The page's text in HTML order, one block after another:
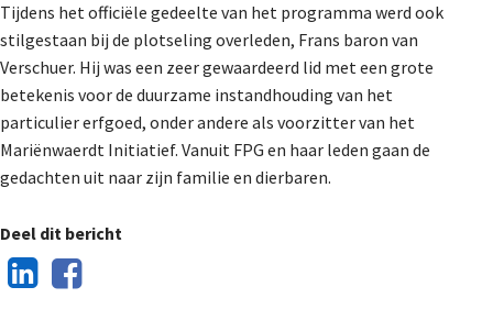
Tijdens het officiële gedeelte van het programma werd ook
stilgestaan bij de plotseling overleden, Frans baron van
Verschuer. Hij was een zeer gewaardeerd lid met een grote
betekenis voor de duurzame instandhouding van het
particulier erfgoed, onder andere als voorzitter van het
Mariënwaerdt Initiatief. Vanuit FPG en haar leden gaan de
gedachten uit naar zijn familie en dierbaren.
Deel dit bericht